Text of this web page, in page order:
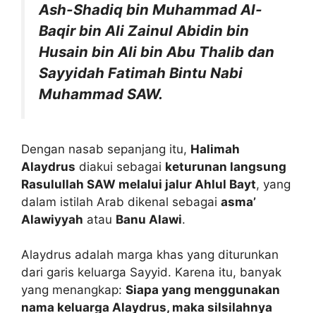
Ash-Shadiq bin Muhammad Al-
Baqir bin Ali Zainul Abidin bin
Husain bin Ali bin Abu Thalib dan
Sayyidah Fatimah Bintu Nabi
Muhammad SAW.
Dengan nasab sepanjang itu, Halimah
Alaydrus diakui sebagai keturunan langsung
Rasulullah SAW melalui jalur Ahlul Bayt, yang
dalam istilah Arab dikenal sebagai asma’
Alawiyyah atau Banu Alawi.
Alaydrus adalah marga khas yang diturunkan
dari garis keluarga Sayyid. Karena itu, banyak
yang menangkap: Siapa yang menggunakan
nama keluarga Alaydrus, maka silsilahnya